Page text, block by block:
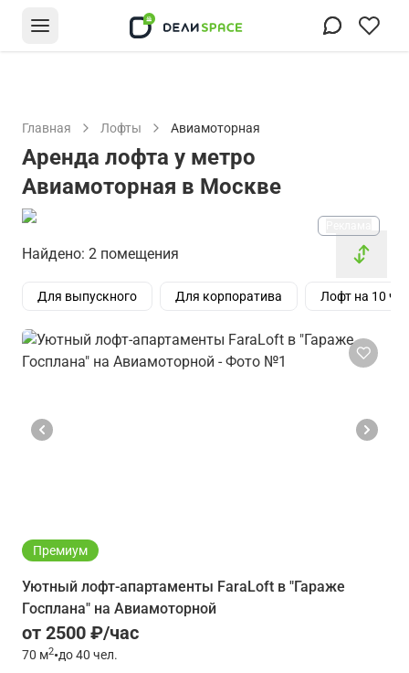
Главная Лофты Авиамоторная
Аренда лофта у метро
Авиамоторная в Москве
Найдено: 2 помещения
Для выпускного Для корпоратива Лофт на 10
Премиум
Уютный лофт-апартаменты FaraLoft в "Гараже
Госплана" на Авиамоторной
от 2500 ₽/час
70 м2•до 40 чел.